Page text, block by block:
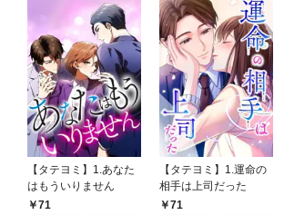
【タテヨミ】1.あなた
はもういりません
71
【タテヨミ】1.運命の
相手は上司だった
71